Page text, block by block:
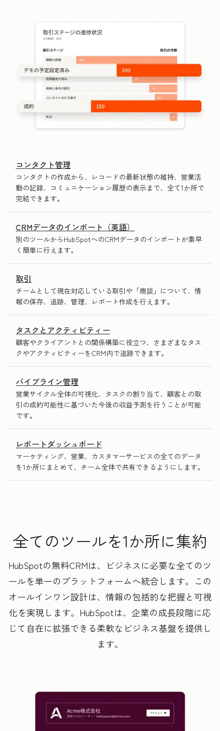
コンタクト管理
コンタクトの作成から、レコードの最新状態の維持、営業活
動の記録、コミュニケーション履歴の表示まで、全て1か所で
完結できます。
CRMデータのインポート（英語）
別のツールからHubSpotへのCRMデータのインポートが素早
く簡単に行えます。
取引
チームとして現在対応している取引や「商談」について、情
報の保存、追跡、管理、レポート作成を行えます。
タスクとアクティビティー
顧客やクライアントとの関係構築に役立つ、さまざまなタス
クやアクティビティーをCRM内で追跡できます。
パイプライン管理
営業サイクル全体の可視化、タスクの割り当て、顧客との取
引の成約可能性に基づいた今後の収益予測を行うことが可能
です。
レポートダッシュボード
マーケティング、営業、カスタマーサービスの全てのデータ
を1か所にまとめて、チーム全体で共有できるようにします。
全てのツールを1か所に集約
HubSpotの無料CRMは、ビジネスに必要な全てのツ
ールを単一のプラットフォームへ統合します。この
オールインワン設計は、情報の包括的な把握と可視
化を実現します。HubSpotは、企業の成長段階に応
じて自在に拡張できる柔軟なビジネス基盤を提供し
ます。